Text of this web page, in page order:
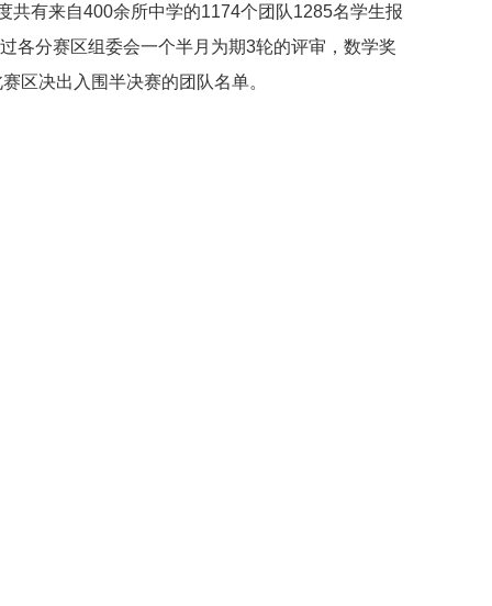
共有来自400余所中学的1174个团队1285名学生报
各分赛区组委会一个半月为期3轮的评审，数学奖
区决出入围半决赛的团队名单。